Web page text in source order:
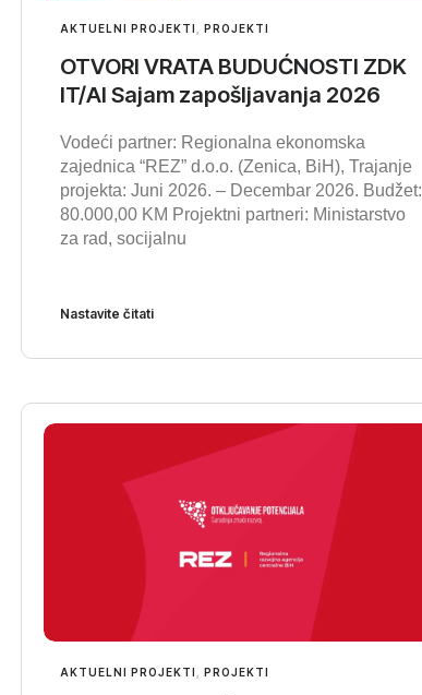
AKTUELNI PROJEKTI PROJEKTI
OTVORI VRATA BUDUĆNOSTI ZDK
IT/AI Sajam zapošljavanja 2026
Vodeći partner: Regionalna ekonomska
zajednica “REZ” d.o.o. (Zenica, BiH), Trajanje
projekta: Juni 2026. – Decembar 2026. Budžet:
80.000,00 KM Projektni partneri: Ministarstvo
za rad, socijalnu
Nastavite čitati
AKTUELNI PROJEKTI PROJEKTI